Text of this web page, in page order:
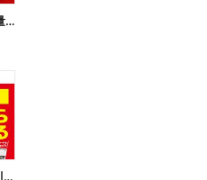
【おトク】お値段そのまま!45%増量作戦!
【無料引換券!】焼き麺買うとお茶引換券貰える!